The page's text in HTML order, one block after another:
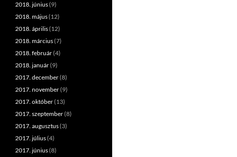
2018. június(9)
2018. május(12)
2018. április(12)
2018. március(7)
2018. február(4)
2018. január(9)
2017. december(8)
2017. november(9)
2017. október(13)
2017. szeptember(8)
2017. augusztus(3)
2017. július(4)
2017. június(8)